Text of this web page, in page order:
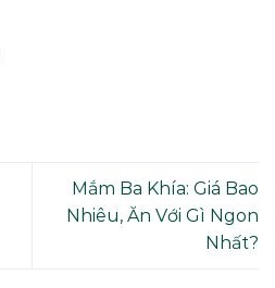
Mắm Ba Khía: Giá Bao
Nhiêu, Ăn Với Gì Ngon
Nhất?